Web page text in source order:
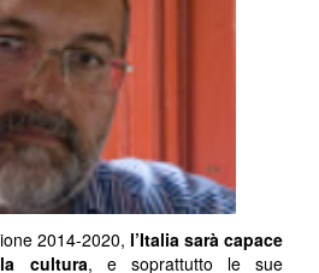
2014-2020, l’Italia sarà capace
cultura, e soprattutto le sue